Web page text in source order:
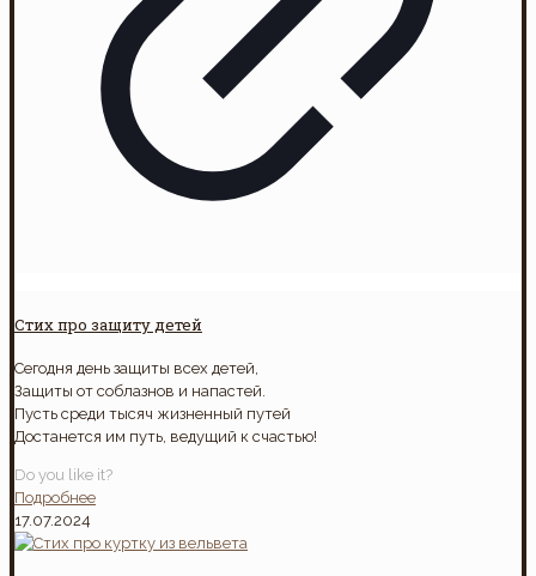
Стих про защиту детей
Сегодня день защиты всех детей,
Защиты от соблазнов и напастей.
Пусть среди тысяч жизненный путей
Достанется им путь, ведущий к счастью!
Do you like it?
Подробнее
17.07.2024